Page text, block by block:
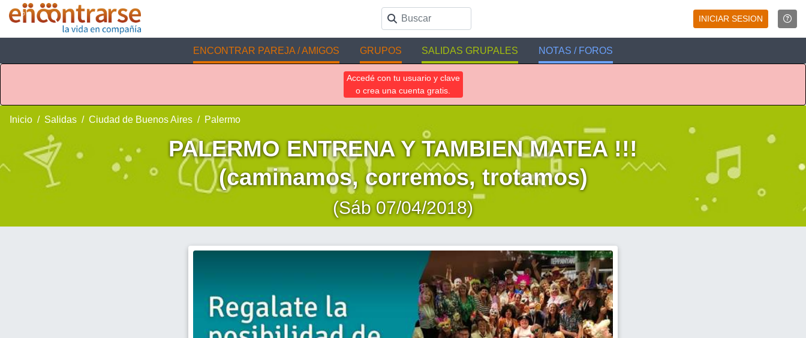
INICIAR SESION
ENCONTRAR PAREJA / AMIGOS GRUPOS SALIDAS GRUPALES NOTAS / FOROS
Accedé con tu usuario y clave
o crea una cuenta gratis.
Inicio Salidas Ciudad de Buenos Aires Palermo
PALERMO ENTRENA Y TAMBIEN MATEA !!!
(caminamos, corremos, trotamos)
(Sáb 07/04/2018)